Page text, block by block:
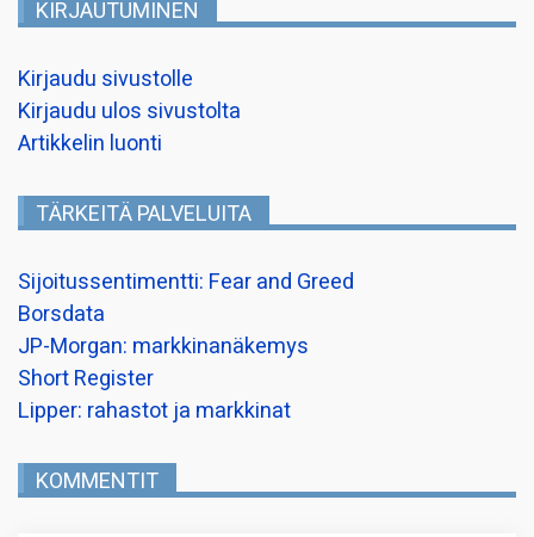
KIRJAUTUMINEN
Kirjaudu sivustolle
Kirjaudu ulos sivustolta
Artikkelin luonti
TÄRKEITÄ PALVELUITA
Sijoitussentimentti: Fear and Greed
Borsdata
JP-Morgan: markkinanäkemys
Short Register
Lipper: rahastot ja markkinat
KOMMENTIT